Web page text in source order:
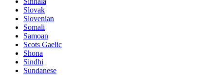
Slovak
Slovenian
Somali
Samoan
Scots Gaelic
Shona
Sindhi
Sundanese